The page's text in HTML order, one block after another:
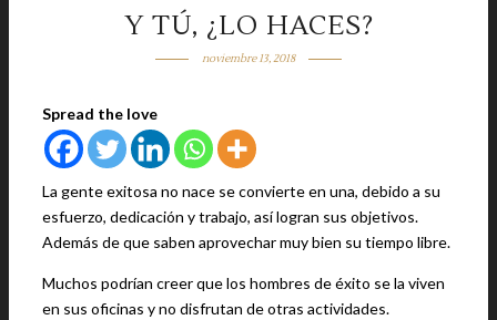
Y TÚ, ¿LO HACES?
noviembre 13, 2018
Spread the love
La gente exitosa no nace se convierte en una, debido a su
esfuerzo, dedicación y trabajo, así logran sus objetivos.
Además de que saben aprovechar muy bien su tiempo libre.
Muchos podrían creer que los hombres de éxito se la viven
en sus oficinas y no disfrutan de otras actividades.